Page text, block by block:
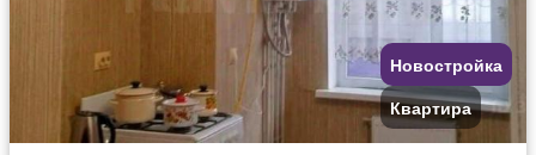
Новостройка
Квартира